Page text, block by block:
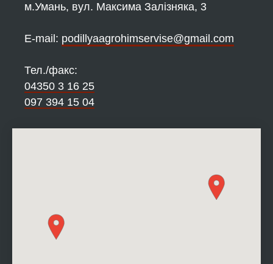
м.Умань, вул. Максима Залізняка, 3
Е-mail: podillyaagrohimservise@gmail.com
Тел./факс:
04350 3 16 25
097 394 15 04